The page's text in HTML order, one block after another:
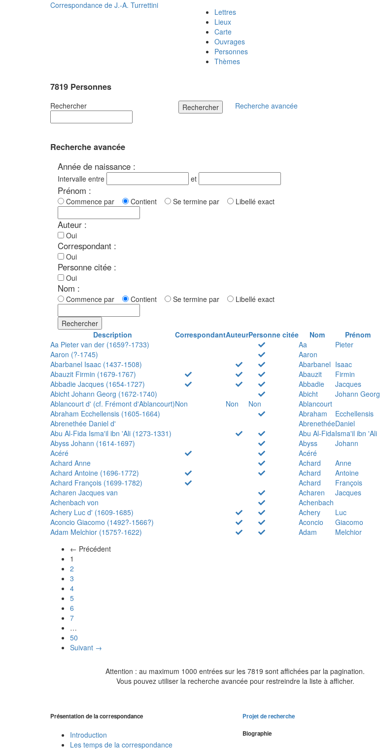
Correspondance de J.-A. Turrettini
Lettres
Lieux
Carte
Ouvrages
Personnes
Thèmes
7819 Personnes
Rechercher Rechercher Recherche avancée
Recherche avancée
Année de naissance :
Intervalle entre et
Prénom :
Commence par Contient Se termine par Libellé exact
Auteur :
Oui
Correspondant :
Oui
Personne citée :
Oui
Nom :
Commence par Contient Se termine par Libellé exact
Rechercher
Description
CorrespondantAuteurPersonne citée Nom
Prénom
Aa Pieter van der (1659?-1733)
Aa
Pieter
Aaron (?-1745)
Aaron
Abarbanel Isaac (1437-1508)
Abarbanel Isaac
Abauzit Firmin (1679-1767)
Abauzit
Firmin
Abbadie Jacques (1654-1727)
Abbadie
Jacques
Abicht Johann Georg (1672-1740)
Abicht
Johann Georg
Ablancourt d' (cf. Frémont d'Ablancourt)Non Non Non
Ablancourt
Abraham Ecchellensis (1605-1664)
Abraham
Ecchellensis
Abrenethée Daniel d'
AbrenethéeDaniel
Abu Al-Fida Isma'il ibn 'Ali (1273-1331)
Abu Al-FidaIsma'il ibn 'Ali
Abyss Johann (1614-1697)
Abyss
Johann
Acéré
Acéré
Achard Anne
Achard
Anne
Achard Antoine (1696-1772)
Achard
Antoine
Achard François (1699-1782)
Achard
François
Acharen Jacques van
Acharen
Jacques
Achenbach von
Achenbach
Achery Luc d' (1609-1685)
Achery
Luc
Aconcio Giacomo (1492?-1566?)
Aconcio
Giacomo
Adam Melchior (1575?-1622)
Adam
Melchior
← Précédent
1
2
3
4
5
6
7
…
50
Suivant →
Attention : au maximum 1000 entrées sur les 7819 sont affichées par la pagination.
Vous pouvez utiliser la recherche avancée pour restreindre la liste à afficher.
Présentation de la correspondance
Introduction
Les temps de la correspondance
Projet de recherche
Biographie